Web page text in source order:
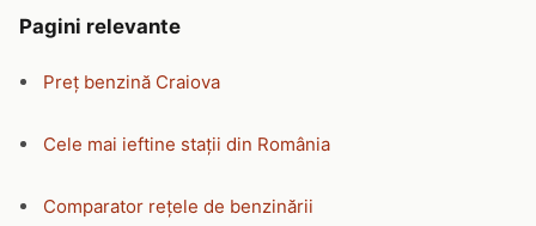
Pagini relevante
Preț benzină Craiova
Cele mai ieftine stații din România
Comparator rețele de benzinării